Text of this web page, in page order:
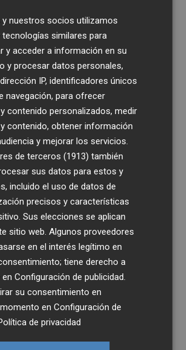
nuestros socios utilizamos
similares para
y acceder a información en su
y procesar datos personales,
IP, identificadores únicos
navegación, para ofrecer
contenido personalizados, medir
contenido, obtener información
y mejorar los servicios.
de terceros (1913) también
sus datos para estos y
incluido el uso de datos de
precisos y características
Sus elecciones se aplican
sitio web. Algunos proveedores
en el interés legítimo en
tiene derecho a
enConfiguración de publicidad
su consentimiento en
enConfiguración de
de privacidad